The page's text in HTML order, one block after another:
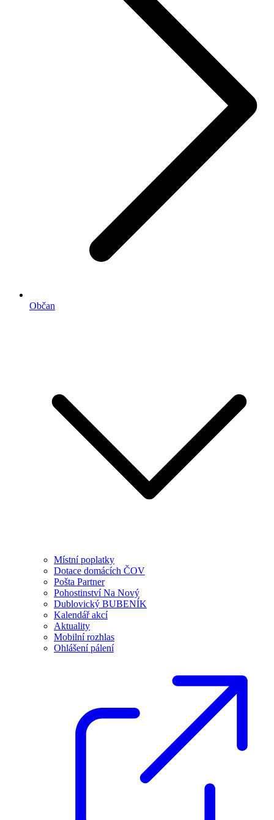
Občan
Místní poplatky
Dotace domácích ČOV
Pošta Partner
Pohostinství Na Nový
Dublovický BUBENÍK
Kalendář akcí
Aktuality
Mobilní rozhlas
Ohlášení pálení